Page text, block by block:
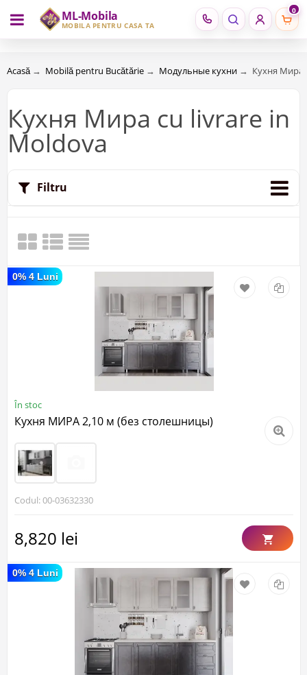
ML-Mobila
MOBILĂ PENTRU CASA TA
0
RU RO
Acasă → Mobilă pentru Bucătărie → Модульные кухни → Кухня Мира
Кухня Мира cu livrare in
Moldova
Filtru
În stoc
Кухня МИРА 2,10 м (без столешницы)
Codul: 00-03632330
8,820 lei
0% 4 Luni
0% 4 Luni